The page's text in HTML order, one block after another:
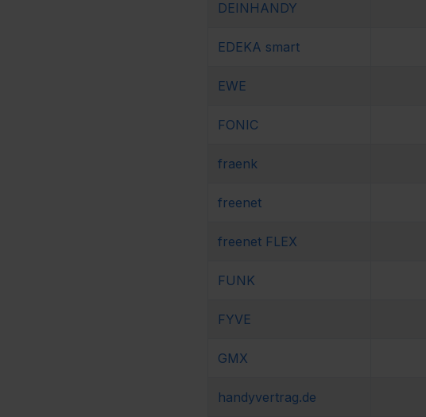
DEINHANDY
EDEKA smart
EWE
FONIC
fraenk
freenet
freenet FLEX
FUNK
FYVE
GMX
handyvertrag.de